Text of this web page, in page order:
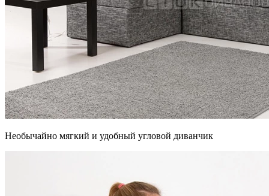
Необычайно мягкий и удобный угловой диванчик